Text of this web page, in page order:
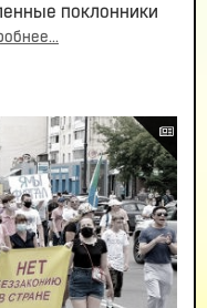
поклонники